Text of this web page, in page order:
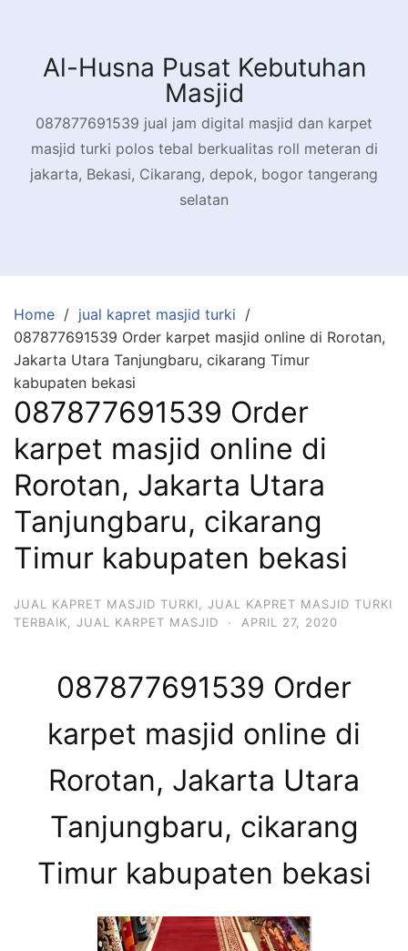
contentAl-Husna Pusat Kebutuhan
Masjid
087877691539 jual jam digital masjid dan karpet
masjid turki polos tebal berkualitas roll meteran di
jakarta, Bekasi, Cikarang, depok, bogor tangerang
selatan
Home
jual kapret masjid turki
087877691539 Order karpet masjid online di Rorotan,
Jakarta Utara Tanjungbaru, cikarang Timur
kabupaten bekasi
087877691539 Order
karpet masjid online di
Rorotan, Jakarta Utara
Tanjungbaru, cikarang
Timur kabupaten bekasi
JUAL KAPRET MASJID TURKI
JUAL KAPRET MASJID TURKI
TERBAIK
JUAL KARPET MASJID · APRIL 27, 2020
087877691539 Order
karpet masjid online di
Rorotan, Jakarta Utara
Tanjungbaru, cikarang
Timur kabupaten bekasi